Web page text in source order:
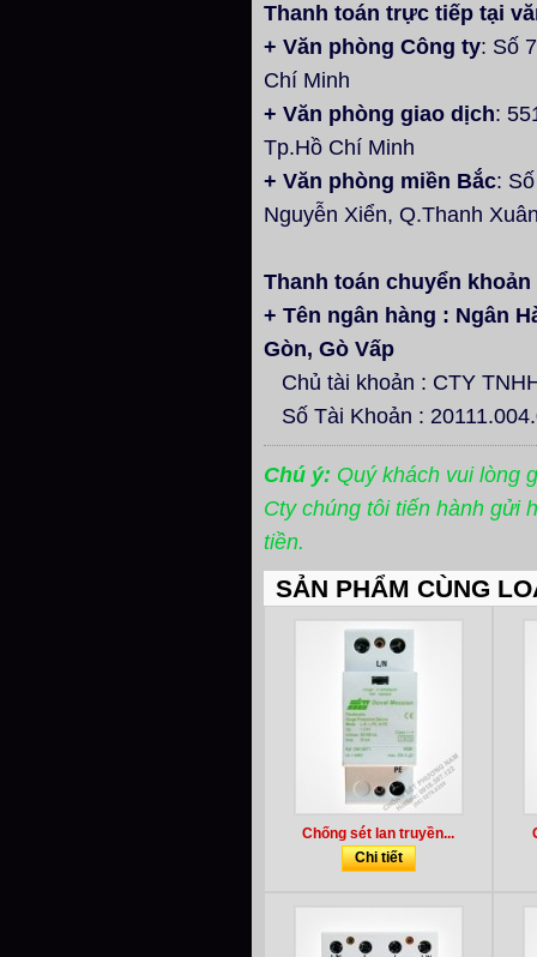
Thanh toán trực tiếp tại
+ Văn phòng Công ty: Số
Chí Minh
+ Văn phòng giao dịch:
Tp.Hồ Chí Minh
+ Văn phòng miền Bắc:
Nguyễn Xiển, Q.Thanh
Thanh toán chuyển
+ Tên ngân hàng : Ngân
Gòn, Gò Vấp
Chủ tài khoản : CTY
Số Tài Khoản :
Chú ý: Quý khách vui lòng
Cty chúng tôi tiến hành gửi
tiền.
SẢN PHẨM CÙNG
Chống sét lan truyền...
Chi tiết